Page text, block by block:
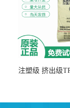
注塑级 挤出级